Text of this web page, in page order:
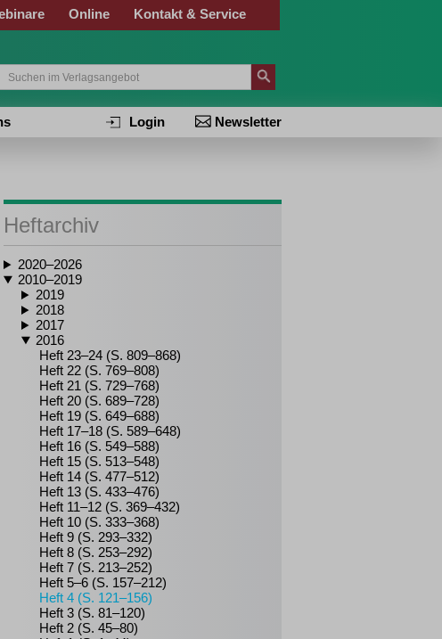
Online Kontakt & Service
Newsletter
Login
Heftarchiv
2020–2026
2010–2019
2019
2018
2017
2016
Heft 23–24 (S. 809–868)
Heft 22 (S. 769–808)
Heft 21 (S. 729–768)
Heft 20 (S. 689–728)
Heft 19 (S. 649–688)
Heft 17–18 (S. 589–648)
Heft 16 (S. 549–588)
Heft 15 (S. 513–548)
Heft 14 (S. 477–512)
Heft 13 (S. 433–476)
Heft 11–12 (S. 369–432)
Heft 10 (S. 333–368)
Heft 9 (S. 293–332)
Heft 8 (S. 253–292)
Heft 7 (S. 213–252)
Heft 5–6 (S. 157–212)
Heft 4 (S. 121–156)
Heft 3 (S. 81–120)
Heft 2 (S. 45–80)